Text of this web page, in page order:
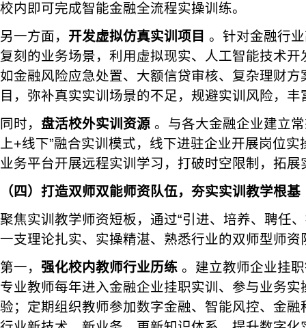
校内即可完成智能金融全流程实操训练。
另一方面， 开发虚拟仿真实训项目 。针对金融行
复刻的业务场景，利用虚拟现实、人工智能技术
如金融风险应急处置、大额信贷审核、复杂理财
目，弥补真实实训场景的不足，规避实训风险，
同时， 盘活校外实训资源 。与各大金融企业建立
上+线下”融合实训模式，线下进驻企业开展岗位
业务平台开展远程实训学习，打破时空限制，拓展
（四）打造双师双能师资队伍，夯实实训教学根基
聚焦实训教学师资短板，通过“引进、培养、聘任
一支理论扎实、实操精湛、熟悉行业的双师型师资
第一， 强化校内教师行业历练 。建立教师企业挂
专业教师每年进入金融企业挂职实训、参与业务
验；定期组织教师参加数字金融、智能风控、金